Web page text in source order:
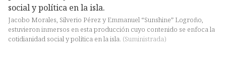
Jacobo Morales, Silverio Pérez y Emmanuel “Sunshine” Logroño,
estuvieron inmersos en esta producción cuyo contenido se enfoca la
cotidianidad social y política en la isla. (Suministrada)